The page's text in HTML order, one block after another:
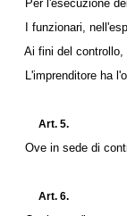
Per l'esecuzione dei
I funzionari,
Ai fini del controllo, i
L'imprenditore ha
Art. 5.
Ove in sede di
Art. 6.